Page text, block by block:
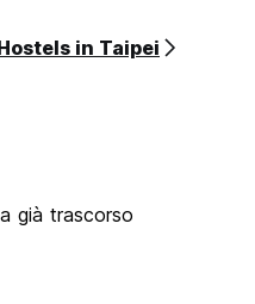
in Taipei
già trascorso